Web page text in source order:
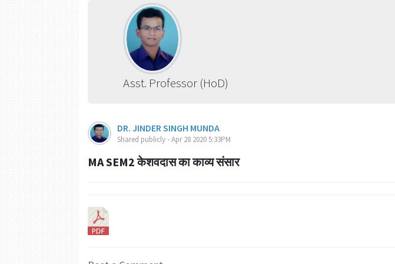
Asst. Professor (HoD)
DR. JINDER SINGH MUNDA
Shared publicly - Apr 28 2020 5:33PM
MA SEM2 केशवदास का काव्य संसार